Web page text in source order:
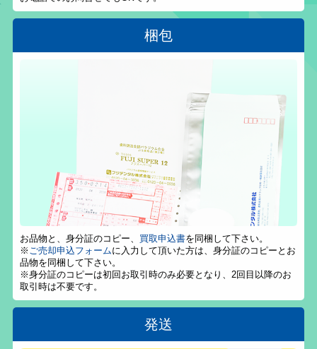
梱包
お品物と、身分証のコピー、 買取申込書を同梱して下さい。
※ ご売却申込フォームに入力して頂いた方は、身分証のコピーとお
品物を同梱して下さい。
※身分証のコピーは初回お取引時のみ必要となり、2回目以降のお
取引時は不要です。
発送